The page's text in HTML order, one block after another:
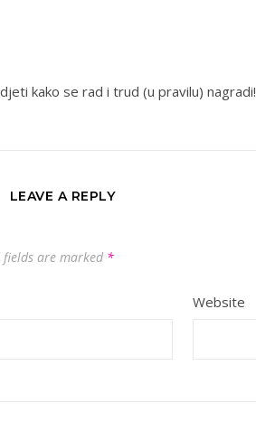
kako se rad i trud (u pravilu) nagradi!
LEAVE A REPLY
fields are marked *
Website